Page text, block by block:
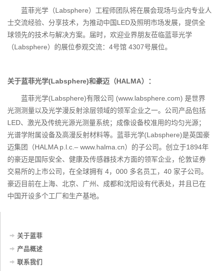
蓝菲光学（Labsphere）工程师团队将在展会现场与业内专业人
士交流经验、分享技术，为推动中国LED及照明市场发展，提供全
球领先的技术与解决方案。届时，欢迎业界朋友莅临蓝菲光学
（Labsphere）的展位参观交流：4号馆 4307号展位。
关于蓝菲光学(Labsphere)和豪迈（HALMA）：
蓝菲光学(Labsphere)有限公司 (www.labsphere.com) 是世界
光测测量以及光学漫反射涂层领域的领军企业之一。公司产品包括
LED、激光及传统光源光测量系统；成像设备校准用的均匀光源；
光谱学附属设备及高漫反射材料等。蓝菲光学(Labsphere)是英国豪
迈集团（HALMA p.l.c.– www.halma.cn）的子公司。创立于1894年
的豪迈是国际安全、健康及传感器技术方面的领军企业，伦敦证券
交易所的上市公司，在全球拥有 4，000 多名员工，40 家子公司。
豪迈目前在上海、北京、广州、成都和沈阳设有代表处，并且已在
中国开设多个工厂和生产基地。
关于蓝菲
产品概述
联系我们